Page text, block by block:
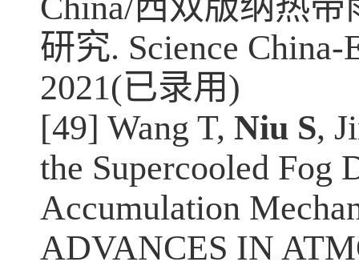
研究. Science China-
2021(已录用)
[49] Wang T, Niu S,
the Supercooled Fog
Accumulation
ADVANCES IN